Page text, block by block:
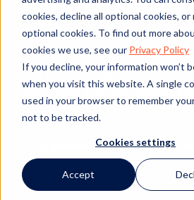
cookies, decline all optional cookies, or
optional cookies. To find out more
cookies we use, see our Privacy Policy
If you decline, your information won’t
when you visit this website. A single
used in your browser to remember
not to be tracked.
Cookies settings
Accept
Une expertise au
l'endroit où cela
les assureurs
Organiser une démonstration